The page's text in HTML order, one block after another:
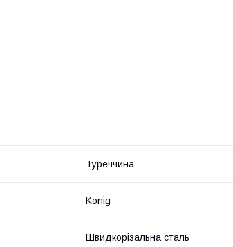
Туреччина
Konig
Швидкорізальна сталь